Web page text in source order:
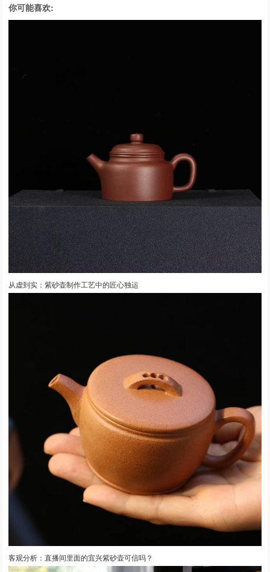
你可能喜欢:
从虚到实：紫砂壶制作工艺中的匠心独运
客观分析：直播间里面的宜兴紫砂壶可信吗？